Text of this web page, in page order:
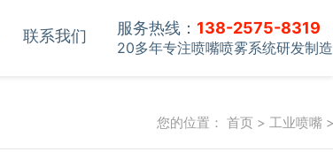
联系我们 服务热线： 138-2575-8319
20多年专注喷嘴喷雾系统研发制造
您的位置： 首页 > 工业喷嘴